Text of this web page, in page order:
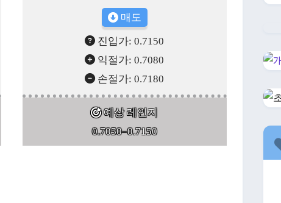
매도
진입가: 0.7150
익절가: 0.7080
손절가: 0.7180
예상 레인지
0.7050–0.7150